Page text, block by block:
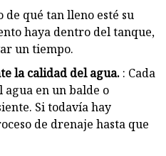
de qué tan lleno esté su
haya dentro del tanque,
un tiempo.
la calidad del agua. : Cada
agua en un balde o
Si todavía hay
de drenaje hasta que